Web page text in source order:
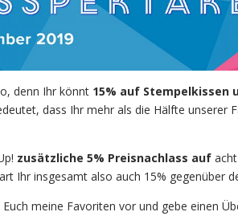
denn Ihr könnt 15% auf Stempelkissen
dass Ihr mehr als die Hälfte unserer
zusätzliche 5% Preisnachlass aufacht
Ihr insgesamt also auch 15% gegenüber
meine Favoriten vor und gebe einen